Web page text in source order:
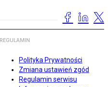
REGULAMIN
Polityka Prywatności
Zmiana ustawień zgód
Regulamin serwisu